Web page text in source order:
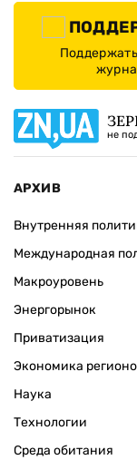
не
АРХИВ
Внутренняя
Международная
Макроуровень
Энергорынок
Приватизация
Экономика
Наука
Технологии
Среда обитания